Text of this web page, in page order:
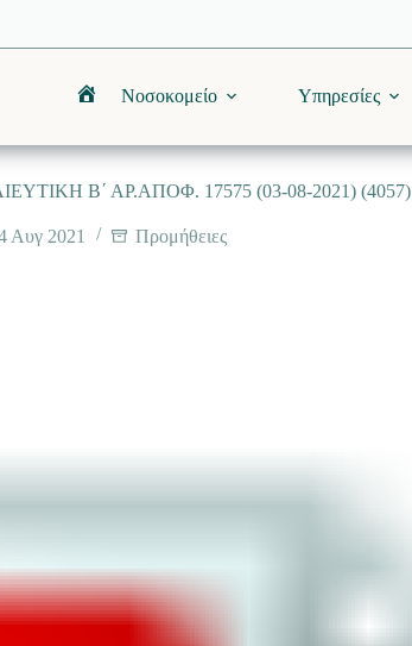
ΑρχικήΝοσοκομείο Υπηρεσίες
Β΄ ΑΡ.ΑΠΟΦ. 17575 (03-08-2021) (4057)
Αυγ 2021 Προμήθειες